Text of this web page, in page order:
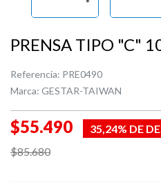
PRENSA TIPO "C"
Referencia: PRE0490
Marca: GESTAR-TAIWAN
$55.490
35,24% DE
$85.680